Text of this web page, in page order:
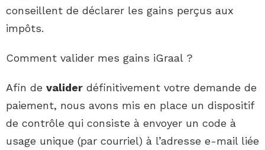
conseillent de déclarer les gains perçus aux
impôts.
Comment valider mes gains iGraal ?
Afin de valider définitivement votre demande de
paiement, nous avons mis en place un dispositif
de contrôle qui consiste à envoyer un code à
usage unique (par courriel) à l’adresse e-mail liée